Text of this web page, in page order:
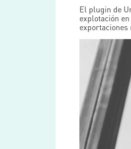
El plugin de
explotación
exportaciones